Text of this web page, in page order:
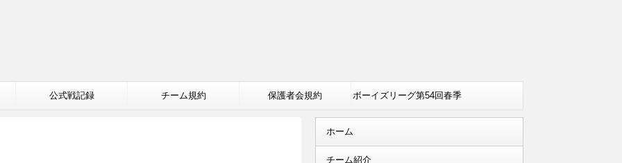
公式戦記録 チーム規約 保護者会規約 ボーイズリーグ第54回春季
ホーム
チーム紹介